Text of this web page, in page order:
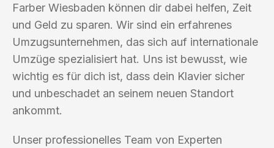
Farber Wiesbaden können dir dabei helfen, Zeit
und Geld zu sparen. Wir sind ein erfahrenes
Umzugsunternehmen, das sich auf internationale
Umzüge spezialisiert hat. Uns ist bewusst, wie
wichtig es für dich ist, dass dein Klavier sicher
und unbeschadet an seinem neuen Standort
ankommt.
Unser professionelles Team von Experten